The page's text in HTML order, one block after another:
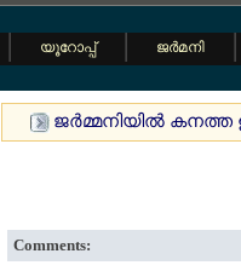
യൂറോപ്പ് ജര്‍മനി
ജര്‍മ്മനിയില്‍ കനത്ത
Comments: